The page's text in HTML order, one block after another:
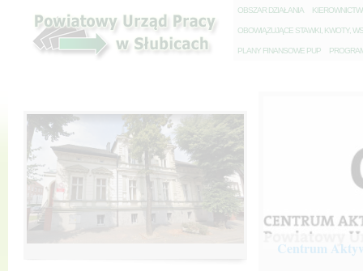
OBSZAR DZIAŁANIA K
OBOWIĄZUJĄCE STAWKI, KWOTY,
PLANY FINANSOWE PUP P
Centrum